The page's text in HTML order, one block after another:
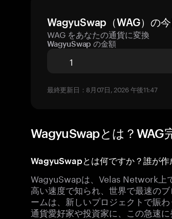
WagyuSwap（WAG）の
WAG をあなたの通貨に変換
WagyuSwap の金額
最終更新日：8月07日, 2026 午後11:47
WagyuSwapとは？WAG
WagyuSwapとは何ですか？誰が作
WagyuSwapは、Velas Network上
高い速度で知られ、世界で最速の
ームは、新しいプロジェクトで賑
通貨愛好家や投資家に、この急速